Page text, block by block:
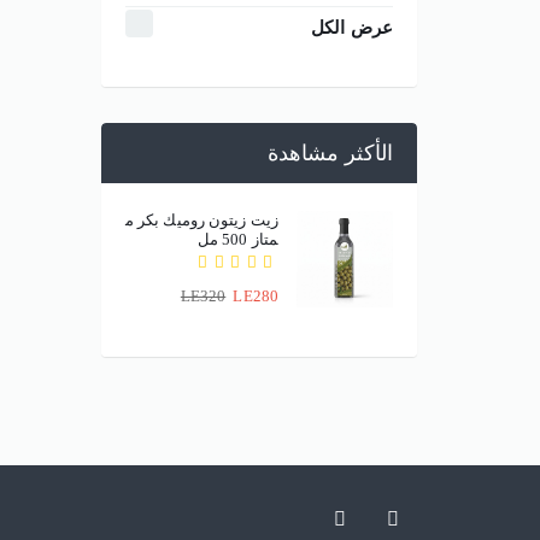
عرض الكل
الأكثر مشاهدة
زيت زيتون روميك بكر م
متاز 500 مل
LE320LE280